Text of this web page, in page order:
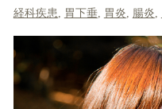
経科疾患, 胃下垂, 胃炎, 腸炎,